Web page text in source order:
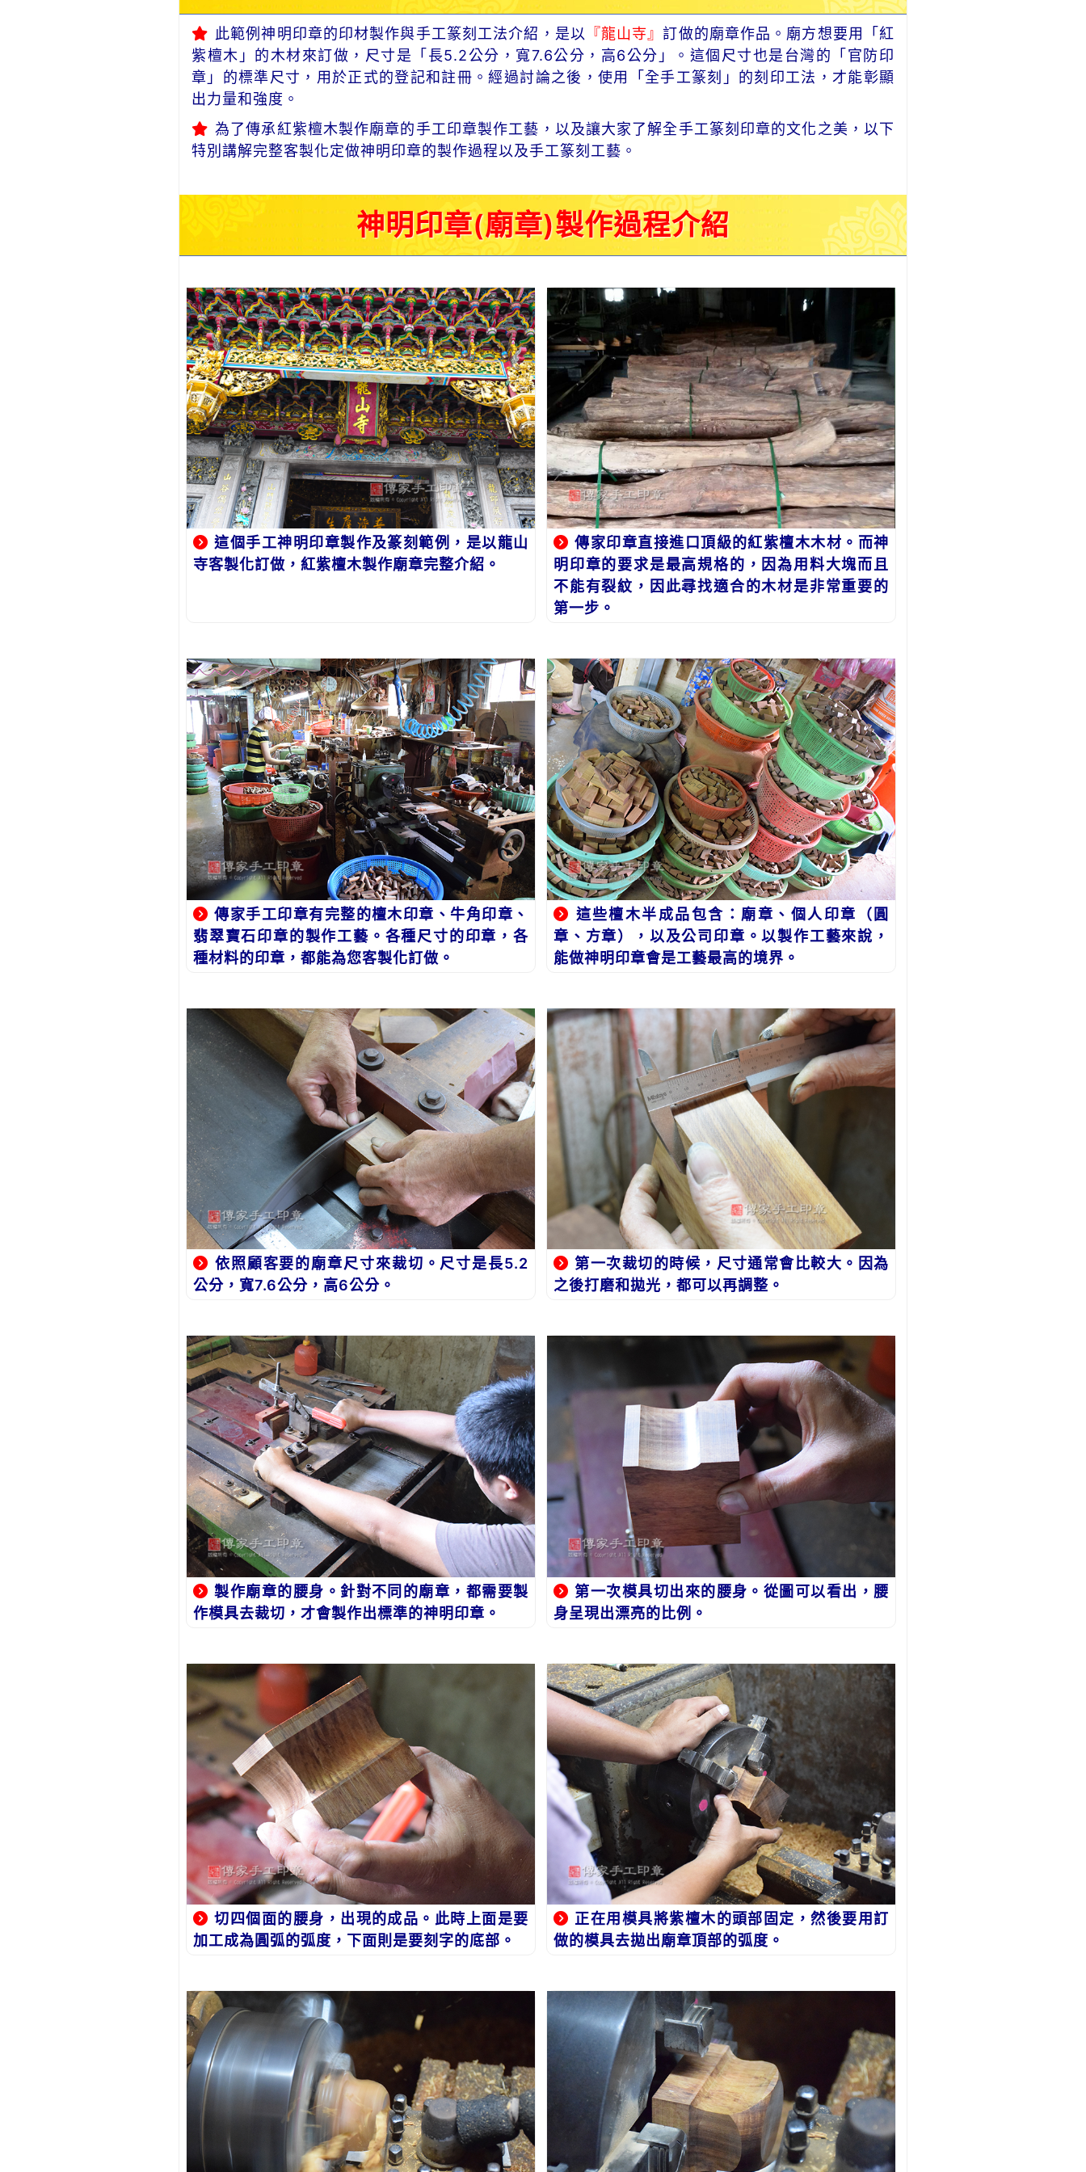
此範例神明印章的印材製作與手工篆刻工法介紹，是以 『龍山寺』訂做的廟章作品。廟方想要用「紅
紫檀木」的木材來訂做，尺寸是「長5.2公分，寬7.6公分，高6公分」。這個尺寸也是台灣的「官防印
章」的標準尺寸，用於正式的登記和註冊。經過討論之後，使用「全手工篆刻」的刻印工法，才能彰顯
出力量和強度。
為了傳承紅紫檀木製作廟章的手工印章製作工藝，以及讓大家了解全手工篆刻印章的文化之美，以下
特別講解完整客製化定做神明印章的製作過程以及手工篆刻工藝。
神明印章(廟章)製作過程介紹
這個手工神明印章製作及篆刻範例，是以龍山
寺客製化訂做，紅紫檀木製作廟章完整介紹。
傳家印章直接進口頂級的紅紫檀木木材。而神
明印章的要求是最高規格的，因為用料大塊而且
不能有裂紋，因此尋找適合的木材是非常重要的
第一步。
傳家手工印章有完整的檀木印章、牛角印章、
翡翠寶石印章的製作工藝。各種尺寸的印章，各
種材料的印章，都能為您客製化訂做。
這些檀木半成品包含：廟章、個人印章（圓
章、方章），以及公司印章。以製作工藝來說，
能做神明印章會是工藝最高的境界。
依照顧客要的廟章尺寸來裁切。尺寸是長5.2
公分，寬7.6公分，高6公分。
第一次裁切的時候，尺寸通常會比較大。因為
之後打磨和拋光，都可以再調整。
製作廟章的腰身。針對不同的廟章，都需要製
作模具去裁切，才會製作出標準的神明印章。
第一次模具切出來的腰身。從圖可以看出，腰
身呈現出漂亮的比例。
切四個面的腰身，出現的成品。此時上面是要
加工成為圓弧的弧度，下面則是要刻字的底部。
正在用模具將紫檀木的頭部固定，然後要用訂
做的模具去拋出廟章頂部的弧度。